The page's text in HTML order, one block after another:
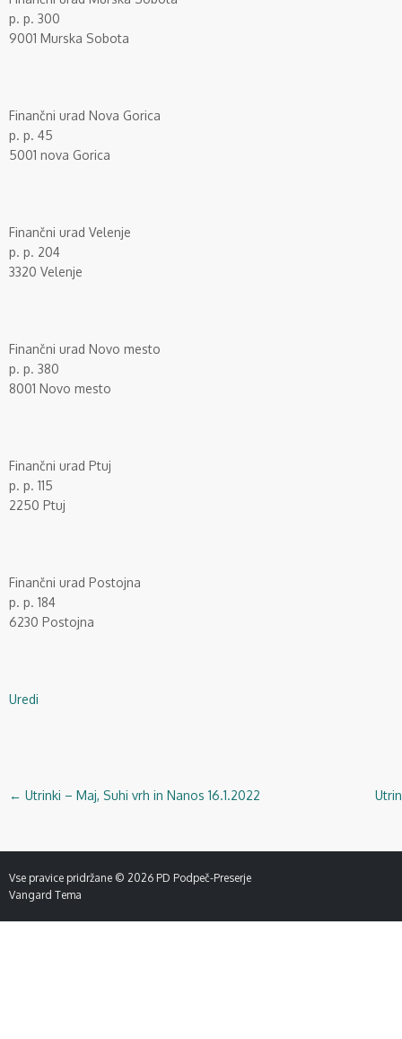
p. p. 300
9001 Murska Sobota
Finančni urad Nova Gorica
p. p. 45
5001 nova Gorica
Finančni urad Velenje
p. p. 204
3320 Velenje
Finančni urad Novo mesto
p. p. 380
8001 Novo mesto
Finančni urad Ptuj
p. p. 115
2250 Ptuj
Finančni urad Postojna
p. p. 184
6230 Postojna
Uredi
Navigacija
objav
← Utrinki – Maj, Suhi vrh in Nanos 16.1.2022
Vse pravice pridržane © 2026 PD Podpeč-Preserje
Vangard Tema